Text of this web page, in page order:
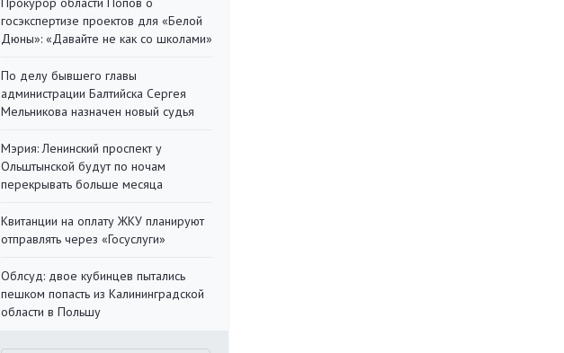
госэкспертизе проектов для «Белой
Дюны»: «Давайте не как со школами»
По делу бывшего главы
администрации Балтийска Сергея
Мельникова назначен новый судья
Мэрия: Ленинский проспект у
Ольштынской будут по ночам
перекрывать больше месяца
Квитанции на оплату ЖКУ планируют
отправлять через «Госуслуги»
Облсуд: двое кубинцев пытались
пешком попасть из Калининградской
области в Польшу